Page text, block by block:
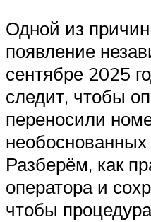
Одной из
появление
сентябре 2025
следит, чтобы
переносили
необоснованных
Разберём, как
оператора и
чтобы